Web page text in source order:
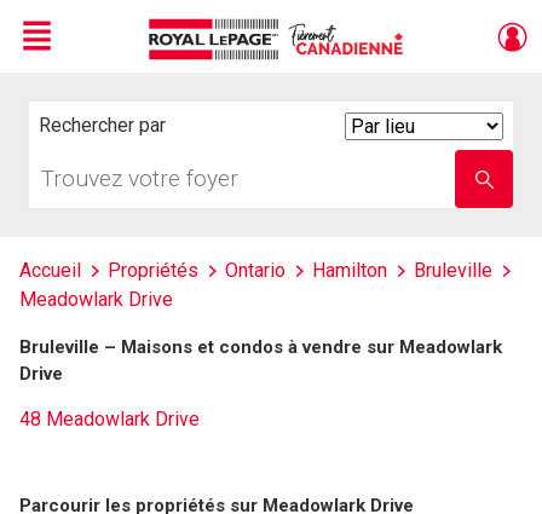
Menu
Rechercher par
votre
nom
Accueil Propriétés Ontario Hamilton
Bruleville
Meadowlark Drive
Bruleville – Maisons et condos à vendre sur Meadowlark
Drive
48 Meadowlark Drive
Parcourir les propriétés sur Meadowlark Drive